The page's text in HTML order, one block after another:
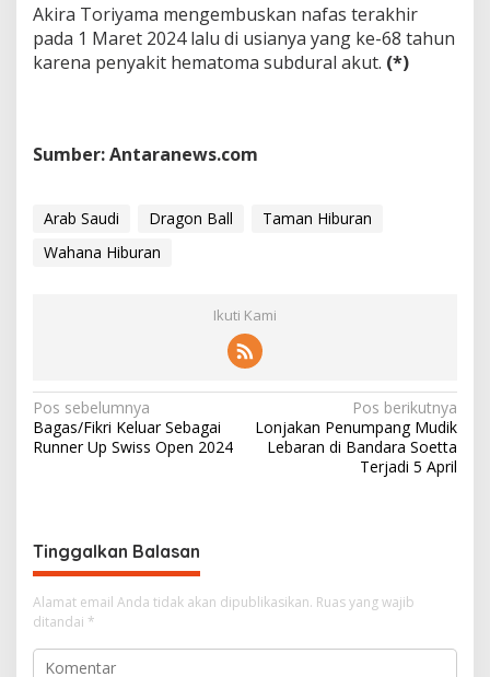
Akira Toriyama mengembuskan nafas terakhir
pada 1 Maret 2024 lalu di usianya yang ke-68 tahun
karena penyakit hematoma subdural akut. (*)
Sumber: Antaranews.com
Arab Saudi Dragon Ball
Taman Hiburan
Wahana Hiburan
Ikuti Kami
N
a
g
a
s
i
p
Pos sebelumnya
Bagas/Fikri Keluar Sebagai
Runner Up Swiss Open 2024
Pos berikutnya
Lonjakan Penumpang Mudik
Lebaran di Bandara Soetta
Terjadi 5 April
Tinggalkan Balasan
Alamat email Anda tidak akan dipublikasikan. Ruas yang wajib
ditandai *